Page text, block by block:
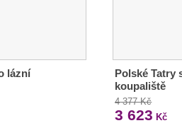
lázní
Polské Tatry
koupaliště
4 377 Kč
3 623 Kč